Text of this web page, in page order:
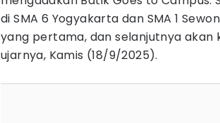
di SMA 6 Yogyakarta dan SMA 1
yang pertama, dan selanjutnya akan
ujarnya, Kamis (18/9/2025).